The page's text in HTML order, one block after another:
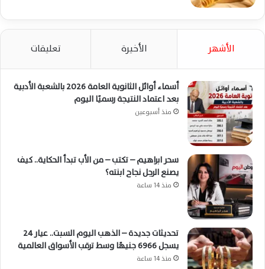
الأشهر الأخيرة تعليقات
أسماء أوائل الثانوية العامة 2026 بالشعبة الأدبية
بعد اعتماد النتيجة رسميًا اليوم
منذ أسبوعين
سحر ابراهيم – تكتب – من الأب تبدأ الحكاية.. كيف
يصنع الرجل نجاح ابنته؟
منذ 14 ساعة
تحديثات جديدة – الذهب اليوم السبت.. عيار 24
يسجل 6966 جنيهًا وسط ترقب الأسواق العالمية
منذ 14 ساعة